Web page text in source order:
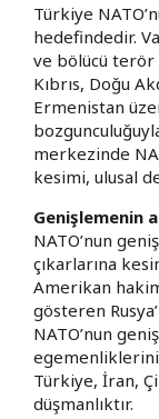
Türkiye
hedefindedir.
ve bölücü terör
Kıbrıs, Doğu
Ermenistan
merkezinde
kesimi, ulusal
Genişlemenin
NATO’nun
çıkarlarına
Amerikan
gösteren
NATO’nun
egemenliklerini
Türkiye, İran,
düşmanlıktır.